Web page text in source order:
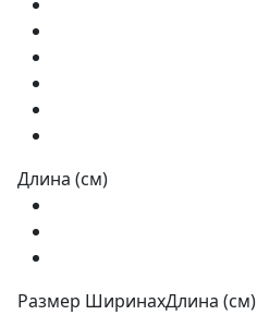
Длина (см)
Размер ШиринахДлина (см)